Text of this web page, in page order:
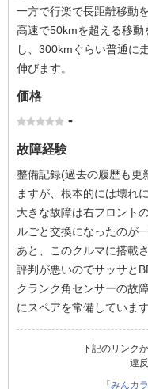
一方で行楽で長距離移動
高速で50kmを超える移
し、300kmぐらい普通に
伸びます。
価格
-
故障経験
整備記録(過去の履歴も更
ますが、根本的には壊れ
大きな故障は右フロント
ルごと交換になったのが
あと、このクルマに搭載
評判が悪いのでサッサと
クランク角センサーの故
にスペアを常備しています
下記のリンク
違
「みんカ